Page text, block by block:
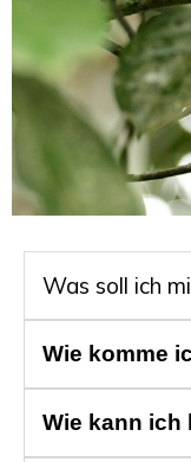
Was soll ich
Wie komme
Wie kann ich